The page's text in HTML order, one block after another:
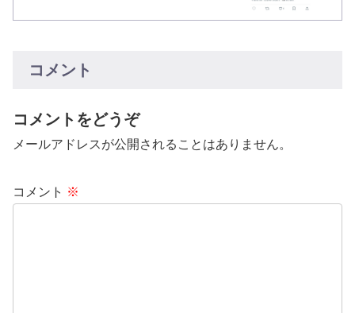
コメント
コメントをどうぞ
メールアドレスが公開されることはありません。
コメント ※